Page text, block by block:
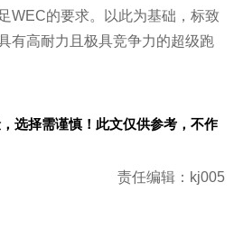
WEC的要求。以此为基础，标致
有高耐力且极具竞争力的超级跑
选择需谨慎！此文仅供参考，不作
责任编辑：kj005